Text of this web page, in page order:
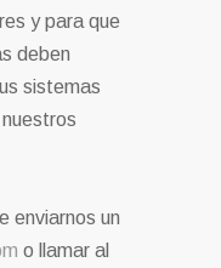
y para que
deben
sistemas
enviarnos un
o llamar al